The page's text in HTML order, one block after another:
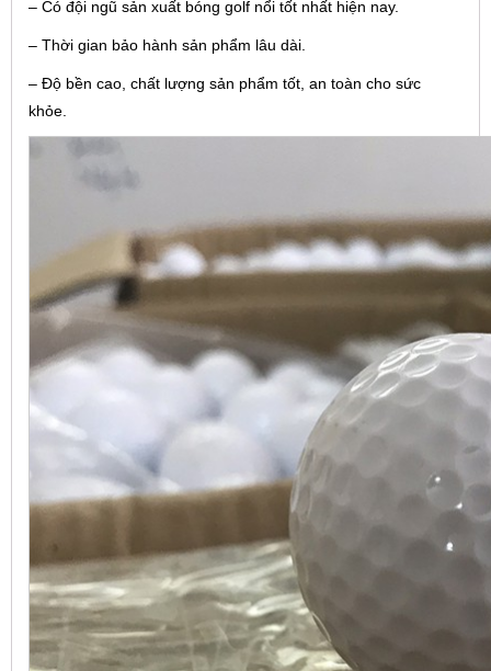
– Có đội ngũ sản xuất bóng golf nổi tốt nhất hiện nay.
– Thời gian bảo hành sản phẩm lâu dài.
– Độ bền cao, chất lượng sản phẩm tốt, an toàn cho sức
khỏe.